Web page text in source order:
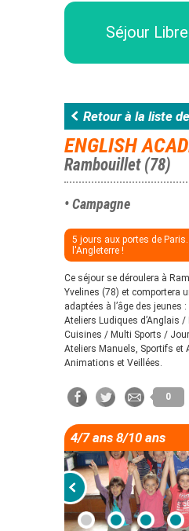
Séjour
Retour à la liste
ENGLISH
Rambouillet (78)
• Campagne
5 jours aux portes de
l'Angleterre !
Ce séjour se déroulera à
Yvelines (78) et comportera
adaptées à l’âge des jeunes :
Ateliers Ludiques d’Anglais
Cuisines / Multi Sports /
Ateliers Manuels, Sportifs et
Animations et Veillées.
0
4/7 ans 8/10 ans